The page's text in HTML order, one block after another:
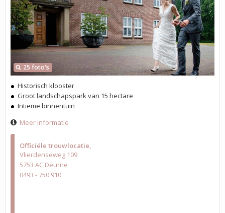
Officiële trouwlocatie
Vlierdenseweg 109
5753 AC Deurne
0493 - 750 910
25 foto's
Historisch klooster
Groot landschapspark van 15 hectare
Intieme binnentuin
Meer informatie